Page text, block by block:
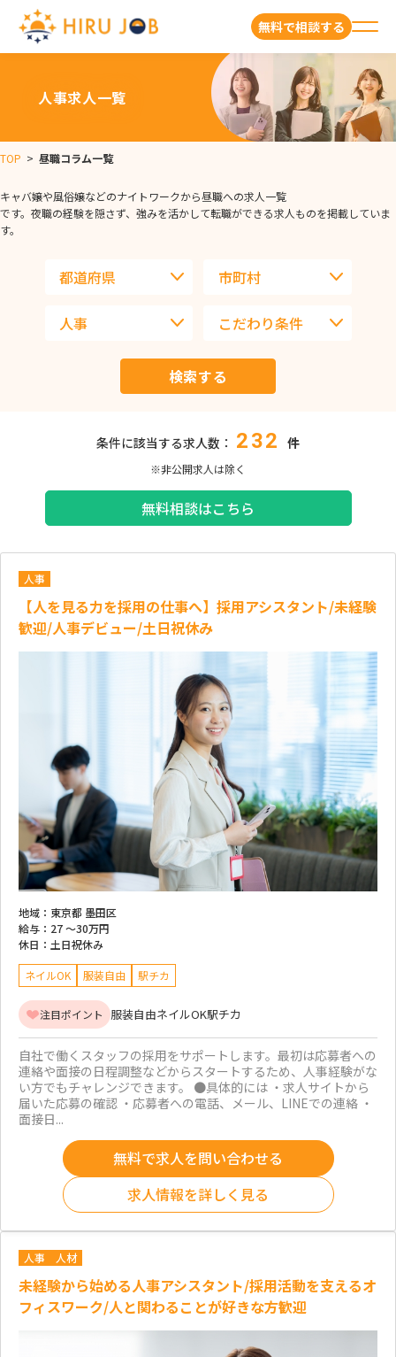
無料で相談する
人事求人一覧
TOP > 昼職コラム一覧
キャバ嬢や風俗嬢などのナイトワークから昼職への求人一覧
です。夜職の経験を隠さず、強みを活かして転職ができる求人ものを掲載していま
す。
検索する
条件に該当する求人数： 232 件
※非公開求人は除く
無料相談はこちら
人事
【人を見る力を採用の仕事へ】採用アシスタント/未経験
歓迎/人事デビュー/土日祝休み
地域： 東京都 墨田区
給与： 27 ～30万円
休日： 土日祝休み
ネイルOK 服装自由 駅チカ
注目ポイント 服装自由ネイルOK駅チカ
自社で働くスタッフの採用をサポートします。最初は応募者への
連絡や面接の日程調整などからスタートするため、人事経験がな
い方でもチャレンジできます。 ●具体的には ・求人サイトから
届いた応募の確認 ・応募者への電話、メール、LINEでの連絡 ・
面接日...
無料で求人を問い合わせる
求人情報を詳しく見る
人事 人材
未経験から始める人事アシスタント/採用活動を支えるオ
フィスワーク/人と関わることが好きな方歓迎